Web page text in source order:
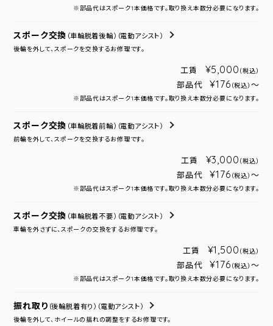
※部品代はスポーク1本価格です。取り換え本数分必要になります。
スポーク交換 （車輪脱着後輪） （電動アシスト）
後輪を外して、スポークを交換するお修理です。
工賃 ¥5,000 （税込）
部品代 ¥176 （税込） ～
※部品代はスポーク1本価格です。取り換え本数分必要になります。
スポーク交換 （車輪脱着前輪） （電動アシスト）
前輪を外して、スポークを交換するお修理です。
工賃 ¥3,000 （税込）
部品代 ¥176 （税込） ～
※部品代はスポーク1本価格です。取り換え本数分必要になります。
スポーク交換 （車輪脱着不要） （電動アシスト）
車輪を外さずに、スポークの交換をするお修理です。
工賃 ¥1,500 （税込）
部品代 ¥176 （税込） ～
※部品代はスポーク1本価格です。取り換え本数分必要になります。
振れ取り （後輪脱着有り） （電動アシスト）
後輪を外して、ホイールの揺れの調整をするお修理です。